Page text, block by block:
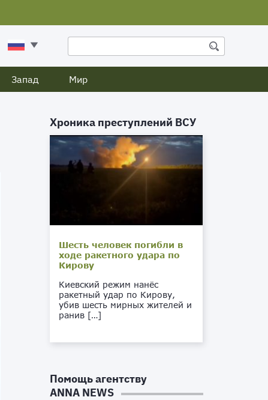
Запад Мир
Хроника преступлений ВСУ
Шесть человек погибли в
ходе ракетного удара по
Кирову
Киевский режим нанёс
ракетный удар по Кирову,
убив шесть мирных жителей и
ранив […]
Помощь агентству
ANNA NEWS